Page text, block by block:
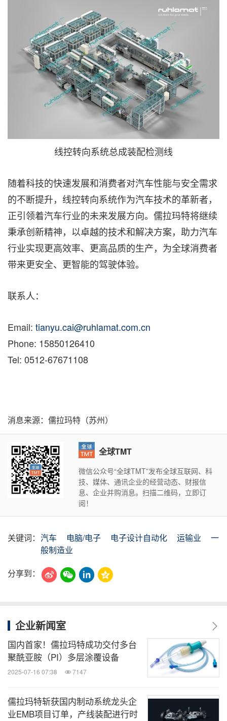
线控转向系统总成装配检测线
随着科技的快速发展和消费者对汽车性能与安全需求
的不断提升，线控转向系统作为汽车技术的革新者，
正引领着汽车行业的未来发展方向。儒拉玛特将继续
秉承创新精神，以卓越的技术和解决方案，助力汽车
行业实现更高效率、更高品质的生产，为全球消费者
带来更安全、更智能的驾驶体验。
联系人：
Email: tianyu.cai@ruhlamat.com.cn
Phone: 15850126410
Tel: 0512-67671108
消息来源：儒拉玛特（苏州）
全球TMT
微信公众号“全球TMT”发布全球互联网、科
技、媒体、通讯企业的经营动态、财报信
息、企业并购消息。扫描二维码，立即订
阅！
关键词： 汽车 电脑/电子 电子设计自动化 运输业
一
般制造业
分享到：
企业新闻室
国内首家！儒拉玛特成功交付多台
聚酰亚胺（PI）多层涂覆设备
2025-07-16 07:38 7147
儒拉玛特斩获国内制动系统龙头企
业EMB项目订单，产线装配进行时